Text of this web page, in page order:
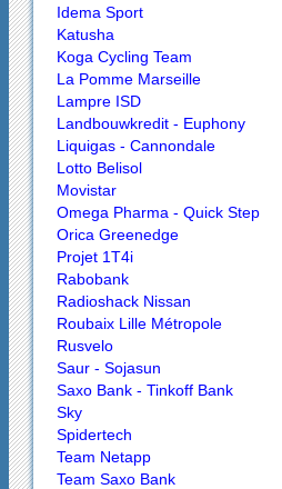
Idema Sport
Katusha
Koga Cycling Team
La Pomme Marseille
Lampre ISD
Landbouwkredit - Euphony
Liquigas - Cannondale
Lotto Belisol
Movistar
Omega Pharma - Quick Step
Orica Greenedge
Projet 1T4i
Rabobank
Radioshack Nissan
Roubaix Lille Métropole
Rusvelo
Saur - Sojasun
Saxo Bank - Tinkoff Bank
Sky
Spidertech
Team Netapp
Team Saxo Bank